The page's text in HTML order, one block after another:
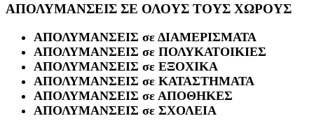
ΑΠΟΛΥΜΑΝΣΕΙΣ ΣΕ ΟΛΟΥΣ ΤΟΥΣ ΧΩΡΟΥΣ
ΑΠΟΛΥΜΑΝΣΕΙΣ σε ΔΙΑΜΕΡΙΣΜΑΤΑ
ΑΠΟΛΥΜΑΝΣΕΙΣ σε ΠΟΛΥΚΑΤΟΙΚΙΕΣ
ΑΠΟΛΥΜΑΝΣΕΙΣ σε ΕΞΟΧΙΚΑ
ΑΠΟΛΥΜΑΝΣΕΙΣ σε ΚΑΤΑΣΤΗΜΑΤΑ
ΑΠΟΛΥΜΑΝΣΕΙΣ σε ΑΠΟΘΗΚΕΣ
ΑΠΟΛΥΜΑΝΣΕΙΣ σε ΣΧΟΛΕΙΑ